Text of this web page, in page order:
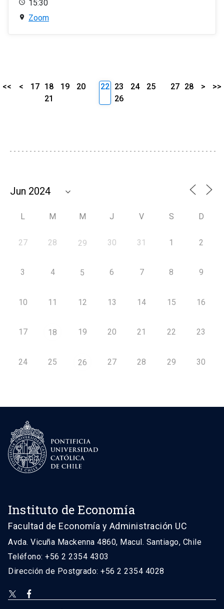
15:30
Zoom
<< < 17 18 19
20
21
22 23 24
25
26
27 28 > >>
L M M J V S D
27 28 29 30 31 1 2
3 4 5 6 7 8 9
10 11 12 13 14 15 16
17 18 19 20 21 22 23
24 25 26 27 28 29 30
Instituto de Economía
Facultad de Economía y Administración UC
Avda. Vicuña Mackenna 4860, Macul. Santiago, Chile
Teléfono: +56 2 2354 4303
Dirección de Postgrado: +56 2 2354 4028